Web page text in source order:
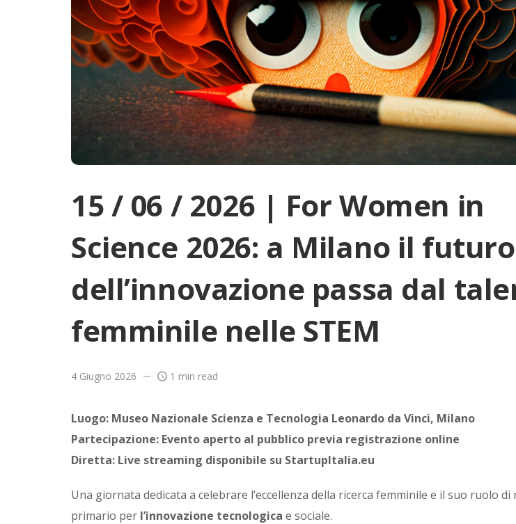
15 / 06 / 2026 | For Women in
Science 2026: a Milano il futuro
dell’innovazione passa dal
femminile nelle STEM
4 Giugno 2026 1 min read
Luogo: Museo Nazionale Scienza e Tecnologia Leonardo da Vinci, Milano
Partecipazione: Evento aperto al pubblico previa registrazione online
Diretta: Live streaming disponibile su StartupItalia.eu
Una giornata dedicata a celebrare l’eccellenza della ricerca femminile e il suo ruolo di
primario per l’innovazione tecnologica e sociale.